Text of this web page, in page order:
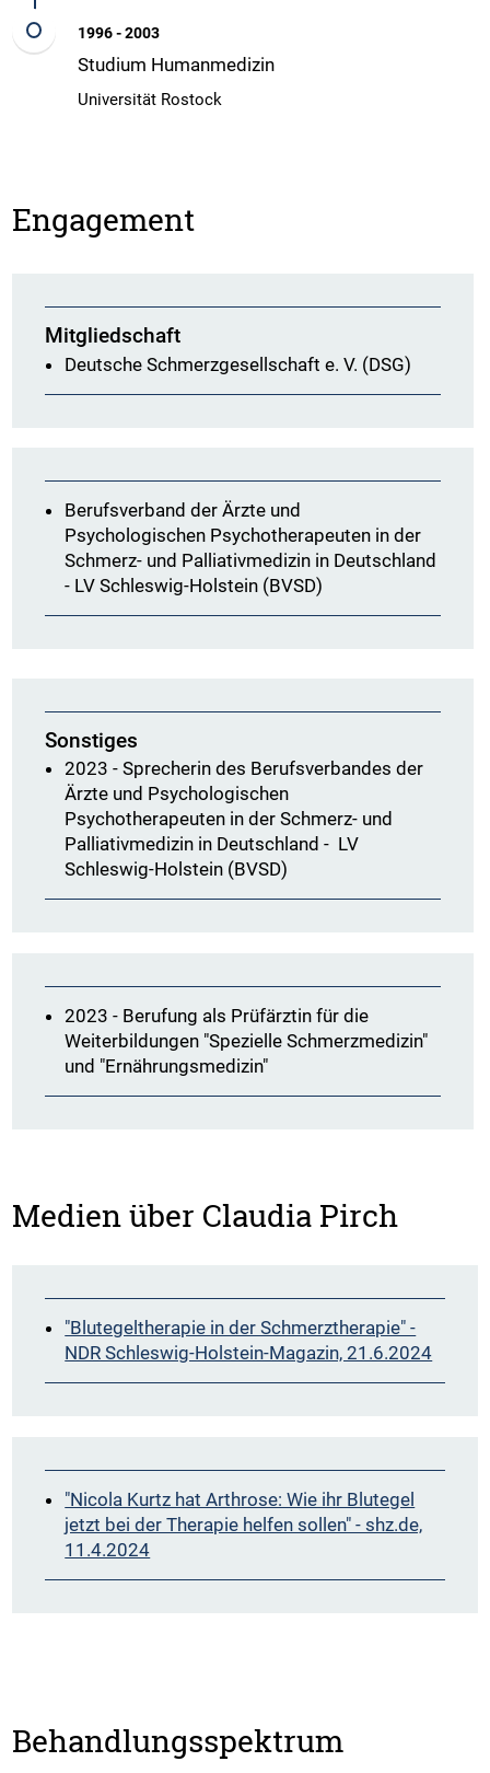
1996 - 2003
Studium Humanmedizin
Universität Rostock
Engagement
Mitgliedschaft
Deutsche Schmerzgesellschaft e. V. (DSG)
Berufsverband der Ärzte und
Psychologischen Psychotherapeuten in der
Schmerz- und Palliativmedizin in Deutschland
- LV Schleswig-Holstein (BVSD)
Sonstiges
2023 - Sprecherin des Berufsverbandes der
Ärzte und Psychologischen
Psychotherapeuten in der Schmerz- und
Palliativmedizin in Deutschland - LV
Schleswig-Holstein (BVSD)
2023 - Berufung als Prüfärztin für die
Weiterbildungen "Spezielle Schmerzmedizin"
und "Ernährungsmedizin"
Medien über Claudia Pirch
"Blutegeltherapie in der Schmerztherapie" -
NDR Schleswig-Holstein-Magazin, 21.6.2024
"Nicola Kurtz hat Arthrose: Wie ihr Blutegel
jetzt bei der Therapie helfen sollen" - shz.de,
11.4.2024
Behandlungsspektrum